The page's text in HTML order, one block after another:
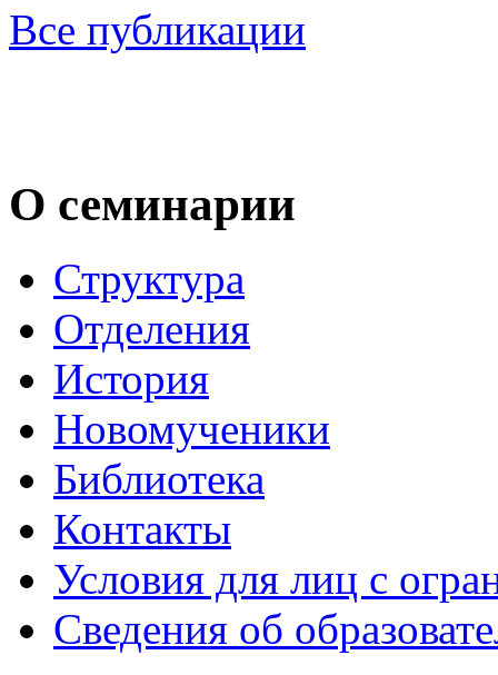
Все публикации
О семинарии
Структура
Отделения
История
Новомученики
Библиотека
Контакты
Условия для лиц с
Сведения об